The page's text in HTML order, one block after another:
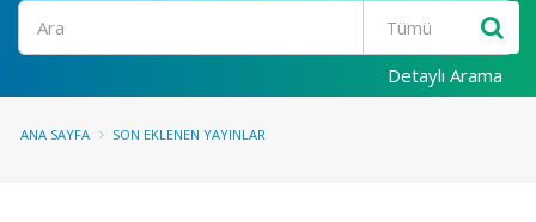
Ara
Detaylı Arama
ANA SAYFA SON EKLENEN YAYINLAR